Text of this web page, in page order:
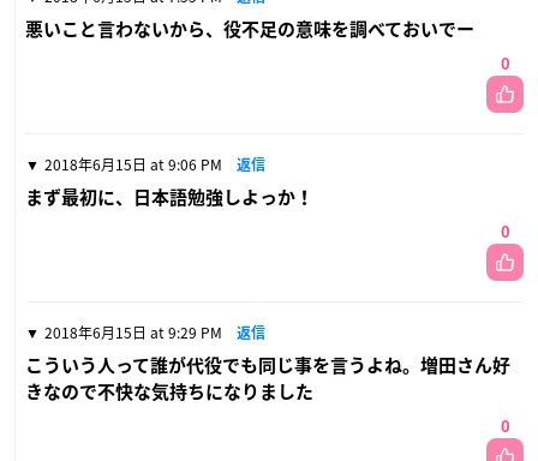
悪いこと言わないから、役不足の意味を調べておいでー
0
2018年6月15日 at 9:06 PM 返信
まず最初に、日本語勉強しよっか！
0
2018年6月15日 at 9:29 PM 返信
こういう人って誰が代役でも同じ事を言うよね。増田さん好
きなので不快な気持ちになりました
0